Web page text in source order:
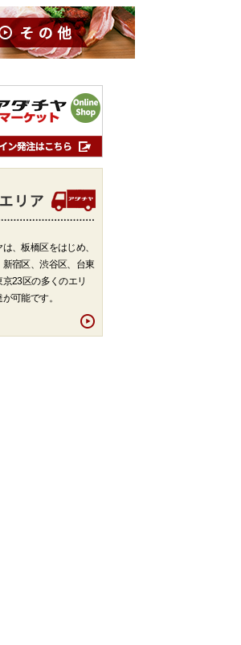
、板橋区をはじめ、
新宿区、渋谷区、台東
23区の多くのエリ
可能です。